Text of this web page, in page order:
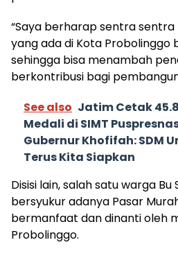
“Saya berharap sentra sentra
yang ada di Kota Probolinggo
sehingga bisa menambah
berkontribusi bagi
See also Jatim Cetak
Medali di SIMT
Gubernur Khofifah: SDM
Terus Kita Siapkan
Disisi lain, salah satu warga
bersyukur adanya Pasar
bermanfaat dan dinanti oleh
Probolinggo.